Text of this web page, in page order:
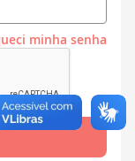
minha senha